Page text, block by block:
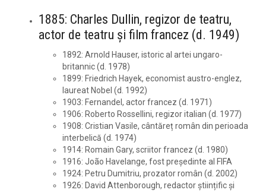
1885: Charles Dullin, regizor de teatru,
actor de teatru și film francez (d. 1949)
1892: Arnold Hauser, istoric al artei ungaro-
britannic (d. 1978)
1899: Friedrich Hayek, economist austro-englez,
laureat Nobel (d. 1992)
1903: Fernandel, actor francez (d. 1971)
1906: Roberto Rossellini, regizor italian (d. 1977)
1908: Cristian Vasile, cântăreț român din perioada
interbelică (d. 1974)
1914: Romain Gary, scriitor francez (d. 1980)
1916: João Havelange, fost președinte al FIFA
1924: Petru Dumitriu, prozator român (d. 2002)
1926: David Attenborough, redactor științific și